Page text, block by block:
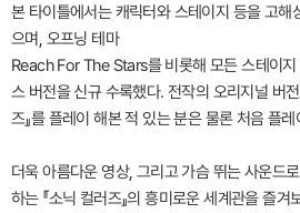
본 타이틀에서는 캐릭터와 스테이지 등을 고해
으며, 오프닝 테마
Reach For The Stars를 비롯해 모든 스테이
스 버전을 신규 수록했다. 전작의 오리지널 버
즈』를 플레이 해본 적 있는 분은 물론 처음 플
더욱 아름다운 영상, 그리고 가슴 뛰는 사운드
하는 『소닉 컬러즈』의 흥미로운 세계관을 즐